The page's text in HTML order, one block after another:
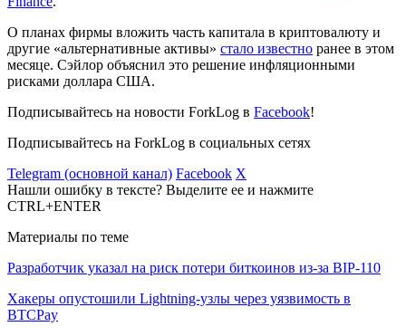
О планах фирмы вложить часть капитала в криптовалюту и
другие «альтернативные активы» стало известно ранее в этом
месяце. Сэйлор объяснил это решение инфляционными
рисками доллара США.
Подписывайтесь на новости ForkLog в Facebook!
Подписывайтесь на ForkLog в социальных сетях
Telegram (основной канал) Facebook X
Нашли ошибку в тексте? Выделите ее и нажмите
CTRL+ENTER
Материалы по теме
Разработчик указал на риск потери биткоинов из-за BIP-110
Хакеры опустошили Lightning-узлы через уязвимость в
BTCPay